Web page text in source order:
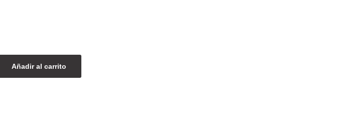
Añadir al carrito